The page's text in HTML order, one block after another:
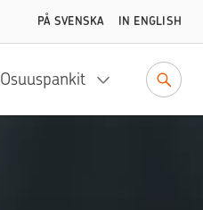
PÅ SVENSKA IN ENGLISH
Osuuspankit